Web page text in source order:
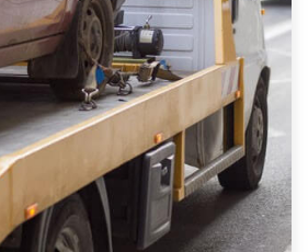
de Onderdelenlijn! Vul uw
op verzenden.
met de inkoop van auto's van
zoals Alfa Romeo, Audi, BMW,
Fiat, Ford, Honda, Hyundai,
Benz, Mitsubishi, Nissan, Opel,
Seat, Skoda, Suzuki, Tesla,